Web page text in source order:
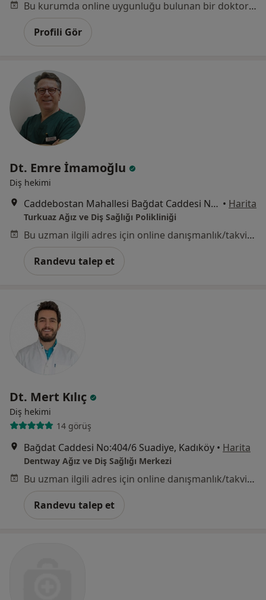
Bu kurumda online uygunluğu bulunan bir doktor veya uzman bulunamadı
Profili Gör
Dt. Emre İmamoğlu
Diş hekimi
Caddebostan Mahallesi Bağdat Caddesi No:242/A Park Apartmanı, Kadıköy • Harita
Turkuaz Ağız ve Diş Sağlığı Polikliniği
Bu uzman ilgili adres için online danışmanlık/takvim sunmuyor.
Randevu talep et
Dt. Mert Kılıç
Diş hekimi
14 görüş
Bağdat Caddesi No:404/6 Suadiye, Kadıköy • Harita
Dentway Ağız ve Diş Sağlığı Merkezi
Bu uzman ilgili adres için online danışmanlık/takvim sunmuyor.
Randevu talep et